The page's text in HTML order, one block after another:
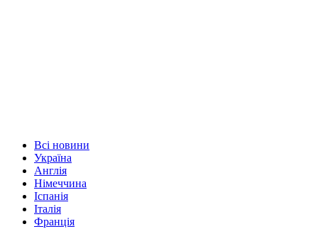
Всі новини
Україна
Англія
Німеччина
Іспанія
Італія
Франція